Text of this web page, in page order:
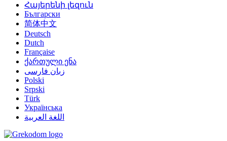
Հայերենի լեզուն
Български
简体中文
Deutsch
Dutch
Française
ქართული ენა
زبان فارسی
Polski
Srpski
Türk
Українська
اللغة العربية